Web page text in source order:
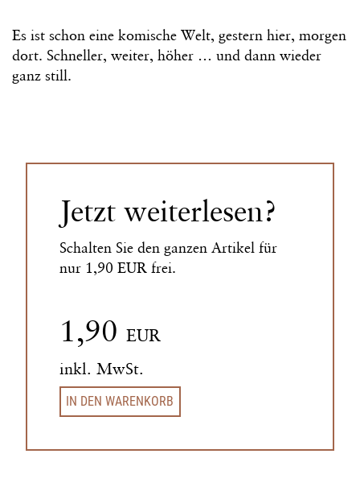
Es ist schon eine komische Welt, gestern hier, morgen
dort. Schneller, weiter, höher … und dann wieder
ganz still.
Jetzt weiterlesen?
Schalten Sie den ganzen Artikel für
nur 1,90 EUR frei.
1,90 EUR
inkl. MwSt.
IN DEN WARENKORB